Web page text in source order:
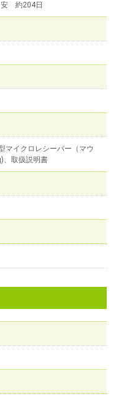
安 約204日
マイクロレシーバー（マウ
、取扱説明書